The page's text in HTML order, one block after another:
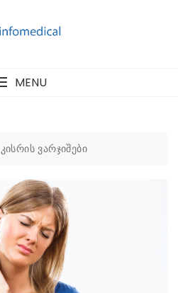
MENU
კისრის ვარჯიშები